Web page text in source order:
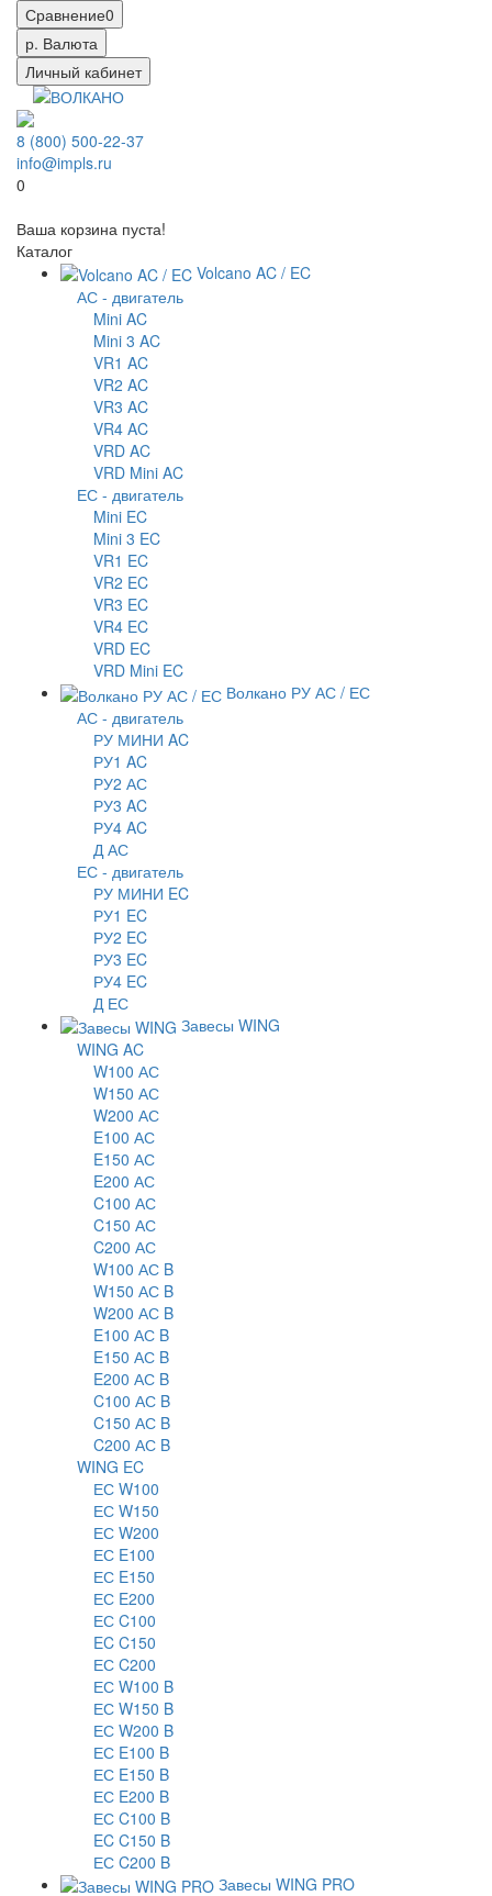
Сравнение0
р. Валюта
Личный кабинет
8 (800) 500-22-37
info@impls.ru
0
Ваша корзина пуста!
Каталог
Volcano AC / EC
АС - двигатель
Mini AC
Mini 3 AC
VR1 AC
VR2 AC
VR3 AC
VR4 AC
VRD AC
VRD Mini AC
ЕС - двигатель
Mini EC
Mini 3 EC
VR1 EC
VR2 EC
VR3 EC
VR4 EC
VRD EC
VRD Mini EC
Волкано РУ АС / ЕС
АС - двигатель
РУ МИНИ AC
РУ1 AC
РУ2 АС
РУ3 AC
РУ4 AC
Д АС
ЕС - двигатель
РУ МИНИ EC
РУ1 EC
РУ2 EC
РУ3 EC
РУ4 EC
Д ЕС
Завесы WING
WING AC
W100 АС
W150 АС
W200 АС
E100 АС
E150 АС
E200 АС
C100 АС
C150 АС
C200 АС
W100 АС B
W150 АС B
W200 АС B
E100 АС B
E150 АС B
E200 АС B
C100 АС B
C150 АС B
C200 АС B
WING EC
ЕС W100
ЕС W150
ЕС W200
ЕС E100
ЕС E150
ЕС E200
ЕС C100
EC C150
ЕС C200
ЕС W100 B
ЕС W150 B
ЕС W200 B
ЕС E100 B
ЕС E150 B
ЕС E200 B
ЕС C100 B
EC C150 B
ЕС C200 B
Завесы WING PRO